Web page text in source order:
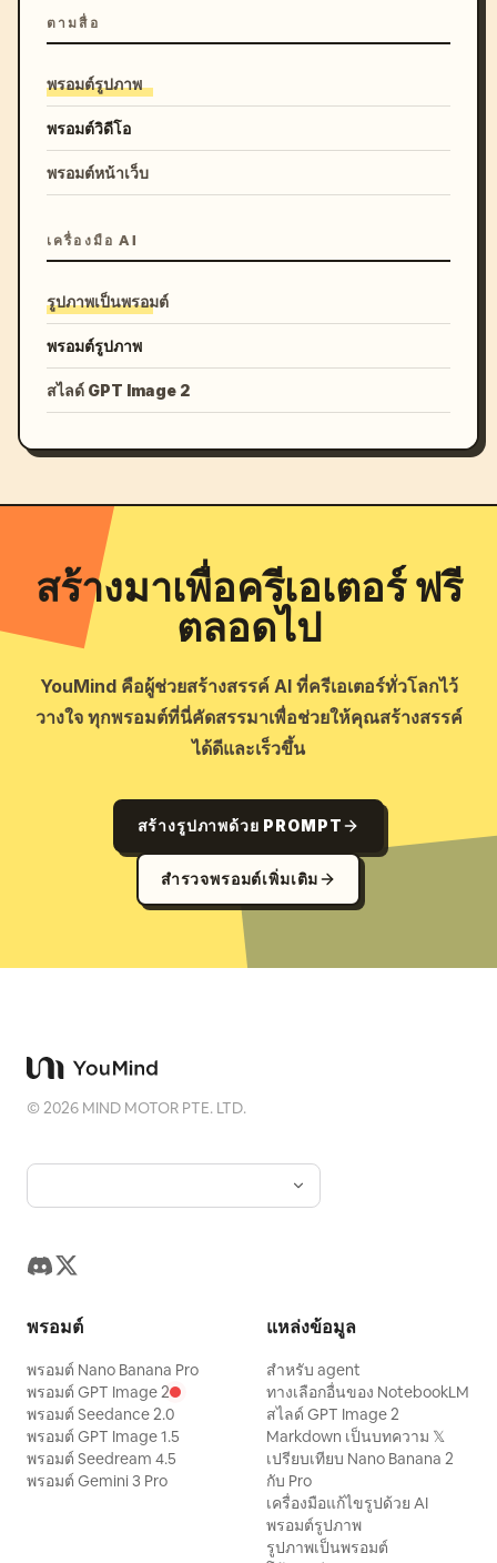
ตามสื่อ
พรอมต์รูปภาพ
พรอมต์วิดีโอ
พรอมต์หน้าเว็บ
เครื่องมือ AI
รูปภาพเป็นพรอมต์
พรอมต์รูปภาพ
สไลด์ GPT Image 2
สร้างมาเพื่อครีเอเตอร์ ฟรี
ตลอดไป
YouMind คือผู้ช่วยสร้างสรรค์ AI ที่ครีเอเตอร์ทั่วโลกไว้
วางใจ ทุกพรอมต์ที่นี่คัดสรรมาเพื่อช่วยให้คุณสร้างสรรค์
ได้ดีและเร็วขึ้น
สร้างรูปภาพด้วย PROMPT
สำรวจพรอมต์เพิ่มเติม
©2026 MIND MOTOR PTE. LTD.
พรอมต์
พรอมต์ Nano Banana Pro
พรอมต์ GPT Image 2
พรอมต์ Seedance 2.0
พรอมต์ GPT Image 1.5
พรอมต์ Seedream 4.5
พรอมต์ Gemini 3 Pro
แหล่งข้อมูล
สำหรับ agent
ทางเลือกอื่นของ NotebookLM
สไลด์ GPT Image 2
Markdown เป็นบทความ 𝕏
เปรียบเทียบ Nano Banana 2
กับ Pro
เครื่องมือแก้ไขรูปด้วย AI
พรอมต์รูปภาพ
รูปภาพเป็นพรอมต์